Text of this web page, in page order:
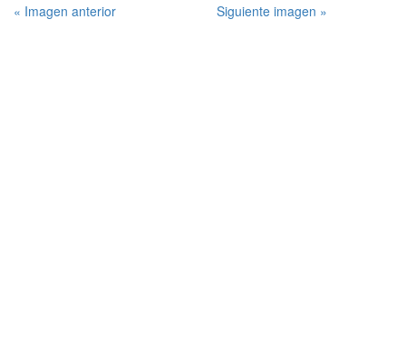
« Imagen anterior Siguiente imagen »